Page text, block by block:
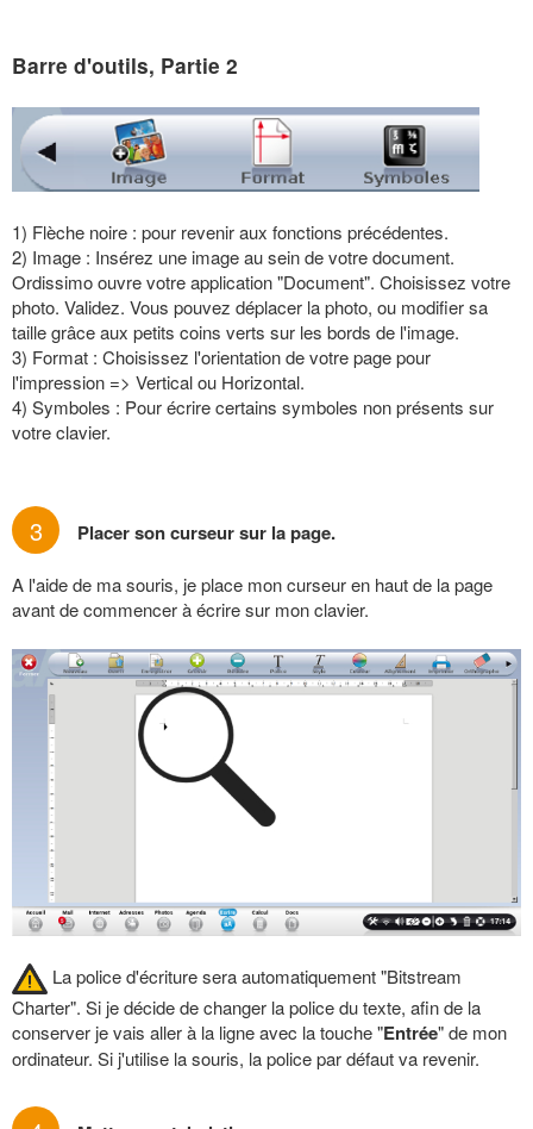
Barre d'outils, Partie 2
1) Flèche noire : pour revenir aux fonctions précédentes.
2) Image : Insérez une image au sein de votre document.
Ordissimo ouvre votre application "Document". Choisissez votre
photo. Validez. Vous pouvez déplacer la photo, ou modifier sa
taille grâce aux petits coins verts sur les bords de l'image.
3) Format : Choisissez l'orientation de votre page pour
l'impression => Vertical ou Horizontal.
4) Symboles : Pour écrire certains symboles non présents sur
votre clavier.
3 Placer son curseur sur la page.
A l'aide de ma souris, je place mon curseur en haut de la page
avant de commencer à écrire sur mon clavier.
La police d'écriture sera automatiquement "Bitstream
Charter". Si je décide de changer la police du texte, afin de la
conserver je vais aller à la ligne avec la touche "Entrée" de mon
ordinateur. Si j'utilise la souris, la police par défaut va revenir.